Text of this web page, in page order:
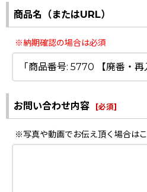
商品名（またはURL）
※納期確認の場合は必須
お問い合わせ内容 [必須]
※写真や動画でお伝え頂く場合は